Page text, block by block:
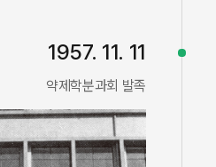
1957. 11. 11
약제학분과회 발족